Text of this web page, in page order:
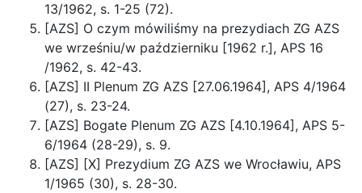
13/1962, s. 1-25 (72).
[AZS] O czym mówiliśmy na prezydiach ZG AZS
we wrześniu/w październiku [1962 r.], APS 16
/1962, s. 42-43.
[AZS] II Plenum ZG AZS [27.06.1964], APS 4/1964
(27), s. 23-24.
[AZS] Bogate Plenum ZG AZS [4.10.1964], APS 5-
6/1964 (28-29), s. 9.
[AZS] [X] Prezydium ZG AZS we Wrocławiu, APS
1/1965 (30), s. 28-30.